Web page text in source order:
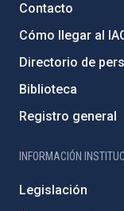
Contacto
Cómo llegar al
Directorio de
Biblioteca
Registro general
INFORMACIÓN
Legislación